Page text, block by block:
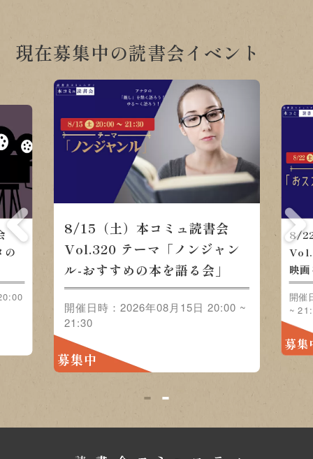
現在募集中の読書会イベント
の
8/15（土）本コミュ読書会
Vol.320 テーマ「ノンジャン
ル-おすすめの本を語る会」
開催日時：2026年08月15日 20:00 ~
21:30
募集中
8/
映
開催
~
募集
1 2